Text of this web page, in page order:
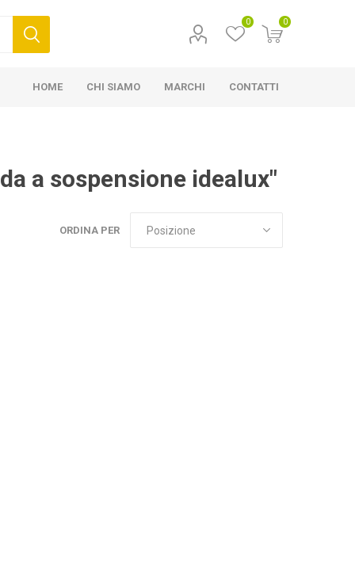
0 0
HOME CHI SIAMO MARCHI CONTATTI
a sospensione idealux"
ORDINA PER